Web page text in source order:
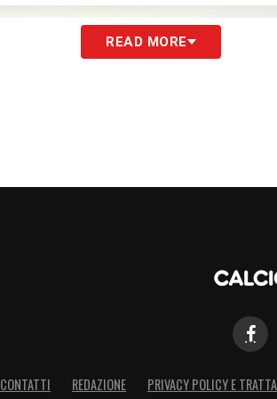
READ MORE
CONTATTI REDAZIONE PRIVACY POLICY E